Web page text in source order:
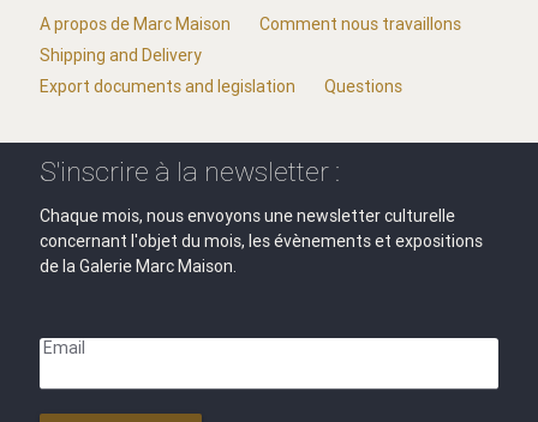
A propos de Marc Maison
Comment nous travaillons
Shipping and Delivery
Export documents and legislation
Questions
S'inscrire à la newsletter :
Chaque mois, nous envoyons une newsletter culturelle
concernant l'objet du mois, les évènements et expositions
de la Galerie Marc Maison.
Email